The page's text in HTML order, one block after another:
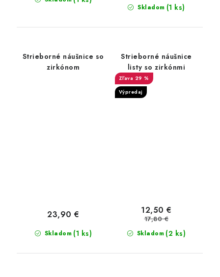
Skladom (1 ks)
Strieborné náušnice so
zirkónom
Skladom (1 ks)
23,90 €
Strieborné náušnice
listy so zirkónmi
29 %
Výpredaj
Skladom (2 ks)
12,50 €
17,80 €